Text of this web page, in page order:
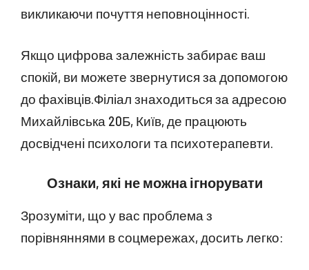
викликаючи почуття неповноцінності.
Якщо цифрова залежність забирає ваш
спокій, ви можете звернутися за допомогою
до фахівців.Філіал знаходиться за адресою
Михайлівська 20Б, Київ, де працюють
досвідчені психологи та психотерапевти.
Ознаки, які не можна ігнорувати
Зрозуміти, що у вас проблема з
порівняннями в соцмережах, досить легко: